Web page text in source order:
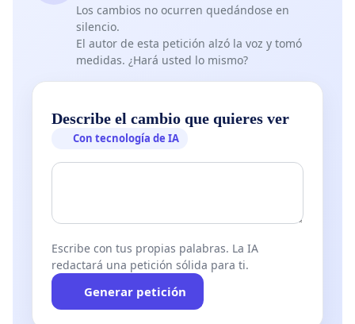
Los cambios no ocurren quedándose en
silencio.
El autor de esta petición alzó la voz y tomó
medidas. ¿Hará usted lo mismo?
Describe el cambio que quieres ver
Con tecnología de IA
Escribe con tus propias palabras. La IA
redactará una petición sólida para ti.
Generar petición